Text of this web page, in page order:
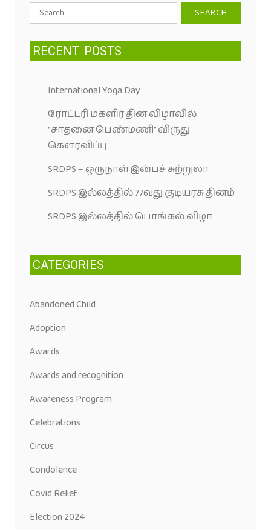
Search
for:
RECENT POSTS
International Yoga Day
ரோட்டரி மகளிர் தின விழாவில்
“சாதனை பெண்மணி” விருது
கெளரவிப்பு
SRDPS – ஒருநாள் இன்பச் சுற்றுலா
SRDPS இல்லத்தில் 77வது குடியரசு தினம்
SRDPS இல்லத்தில் பொங்கல் விழா
CATEGORIES
Abandoned Child
Adoption
Awards
Awards and recognition
Awareness Program
Celebrations
Circus
Condolence
Covid Relief
Election 2024